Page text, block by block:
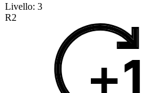
Livello: 3
R2